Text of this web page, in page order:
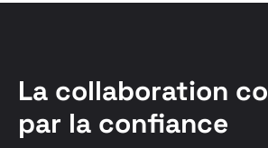
La collaboration
par la confiance